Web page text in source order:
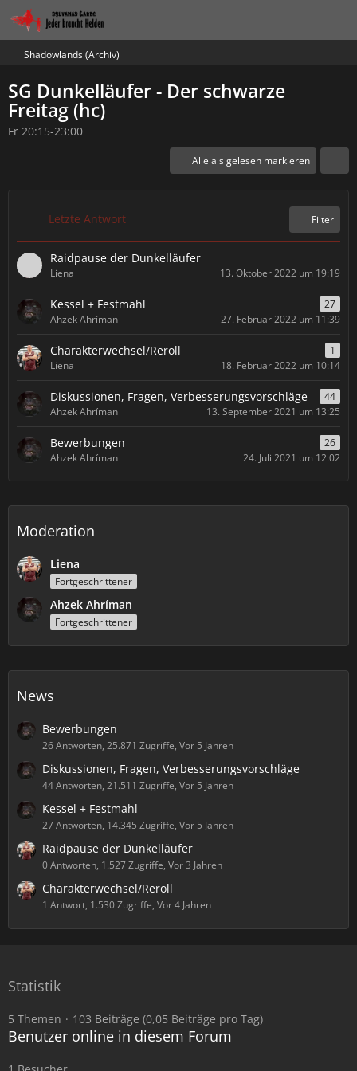
Shadowlands (Archiv)
SG Dunkelläufer - Der schwarze
Freitag (hc)
Fr 20:15-23:00
Alle als gelesen markieren
Letzte Antwort Filter
Raidpause der Dunkelläufer
Liena 13. Oktober 2022 um 19:19
Kessel + Festmahl
27
Ahzek Ahríman
27. Februar 2022 um 11:39
Charakterwechsel/Reroll
1
Liena
18. Februar 2022 um 10:14
Diskussionen, Fragen, Verbesserungsvorschläge
44
Ahzek Ahríman
13. September 2021 um 13:25
Bewerbungen
26
Ahzek Ahríman
24. Juli 2021 um 12:02
Moderation
Liena
Fortgeschrittener
Ahzek Ahríman
Fortgeschrittener
News
Bewerbungen
26 Antworten, 25.871 Zugriffe, Vor 5 Jahren
Diskussionen, Fragen, Verbesserungsvorschläge
44 Antworten, 21.511 Zugriffe, Vor 5 Jahren
Kessel + Festmahl
27 Antworten, 14.345 Zugriffe, Vor 5 Jahren
Raidpause der Dunkelläufer
0 Antworten, 1.527 Zugriffe, Vor 3 Jahren
Charakterwechsel/Reroll
1 Antwort, 1.530 Zugriffe, Vor 4 Jahren
Statistik
5 Themen 103 Beiträge (0,05 Beiträge pro Tag)
Benutzer online in diesem Forum